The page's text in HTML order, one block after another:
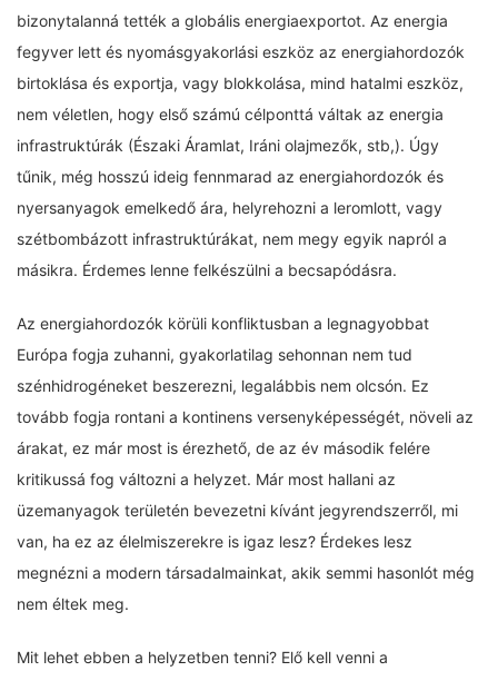
bizonytalanná tették a globális energiaexportot. Az energia
fegyver lett és nyomásgyakorlási eszköz az energiahordozók
birtoklása és exportja, vagy blokkolása, mind hatalmi eszköz,
nem véletlen, hogy első számú célponttá váltak az energia
infrastruktúrák (Északi Áramlat, Iráni olajmezők, stb,). Úgy
tűnik, még hosszú ideig fennmarad az energiahordozók és
nyersanyagok emelkedő ára, helyrehozni a leromlott, vagy
szétbombázott infrastruktúrákat, nem megy egyik napról a
másikra. Érdemes lenne felkészülni a becsapódásra.
Az energiahordozók körüli konfliktusban a legnagyobbat
Európa fogja zuhanni, gyakorlatilag sehonnan nem tud
szénhidrogéneket beszerezni, legalábbis nem olcsón. Ez
tovább fogja rontani a kontinens versenyképességét, növeli az
árakat, ez már most is érezhető, de az év második felére
kritikussá fog változni a helyzet. Már most hallani az
üzemanyagok területén bevezetni kívánt jegyrendszerről, mi
van, ha ez az élelmiszerekre is igaz lesz? Érdekes lesz
megnézni a modern társadalmainkat, akik semmi hasonlót még
nem éltek meg.
Mit lehet ebben a helyzetben tenni? Elő kell venni a